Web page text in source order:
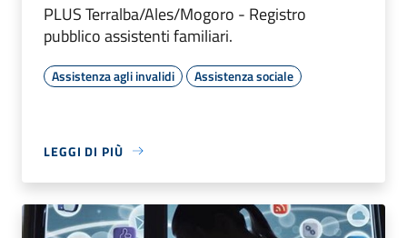
PLUS Terralba/Ales/Mogoro - Registro
pubblico assistenti familiari.
Assistenza agli invalidi Assistenza sociale
LEGGI DI PIÙ